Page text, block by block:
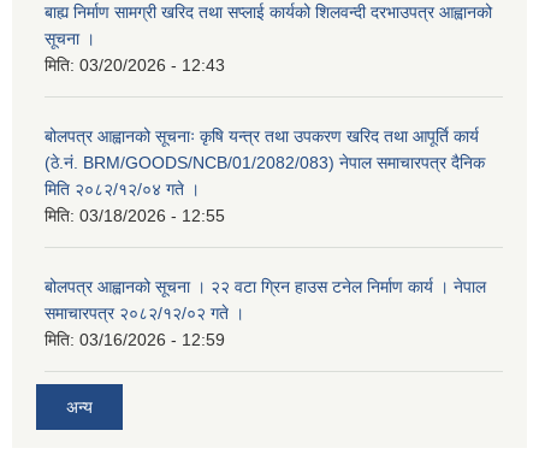
बाह्य निर्माण सामग्री खरिद तथा सप्लाई कार्यको शिलवन्दी दरभाउपत्र आह्वानको
सूचना ।
मिति: 03/20/2026 - 12:43
बोलपत्र आह्वानको सूचनाः कृषि यन्त्र तथा उपकरण खरिद तथा आपूर्ति कार्य
(ठे.नं. BRM/GOODS/NCB/01/2082/083) नेपाल समाचारपत्र दैनिक
मिति २०८२/१२/०४ गते ।
मिति: 03/18/2026 - 12:55
बोलपत्र आह्वानको सूचना । २२ वटा ग्रिन हाउस टनेल निर्माण कार्य । नेपाल
समाचारपत्र २०८२/१२/०२ गते ।
मिति: 03/16/2026 - 12:59
अन्य